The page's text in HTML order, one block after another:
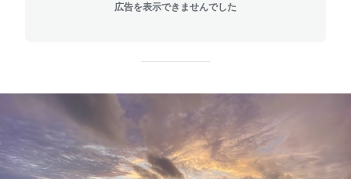
広告を表示できませんでした